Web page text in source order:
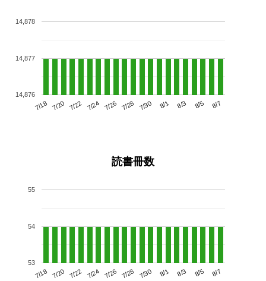
7/18 7/20 7/22 7/24 7/26 7/28 7/30 8/1 8/3 8/5 8/7
14,876
14,877
14,878
読書冊数
7/18 7/20 7/22 7/24 7/26 7/28 7/30 8/1 8/3 8/5 8/7
53
54
55